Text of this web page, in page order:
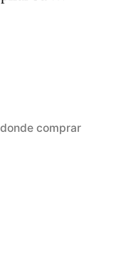
donde comprar